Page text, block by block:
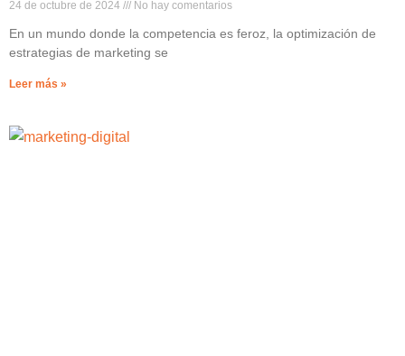
24 de octubre de 2024 No hay comentarios
En un mundo donde la competencia es feroz, la optimización de
estrategias de marketing se
Leer más »